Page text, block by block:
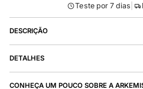
Teste por 7 dias
DESCRIÇÃO
DETALHES
CONHEÇA UM POUCO SOBRE A